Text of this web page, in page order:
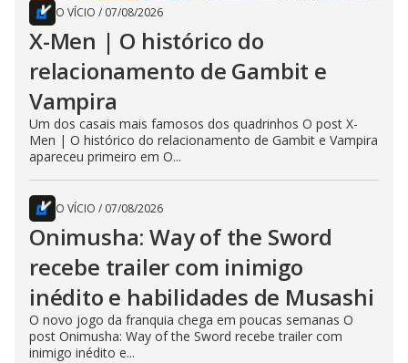
O VÍCIO / 07/08/2026
X-Men | O histórico do
relacionamento de Gambit e
Vampira
Um dos casais mais famosos dos quadrinhos O post X-
Men | O histórico do relacionamento de Gambit e Vampira
apareceu primeiro em O...
O VÍCIO / 07/08/2026
Onimusha: Way of the Sword
recebe trailer com inimigo
inédito e habilidades de Musashi
O novo jogo da franquia chega em poucas semanas O
post Onimusha: Way of the Sword recebe trailer com
inimigo inédito e...